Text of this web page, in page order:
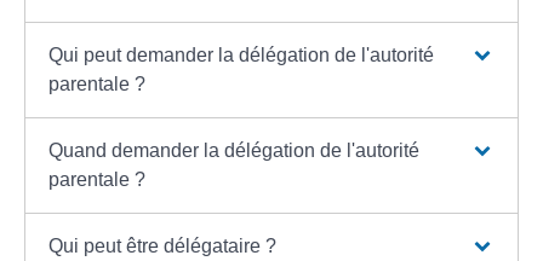
Qui peut demander la délégation de l'autorité
parentale ?
Quand demander la délégation de l'autorité
parentale ?
Qui peut être délégataire ?